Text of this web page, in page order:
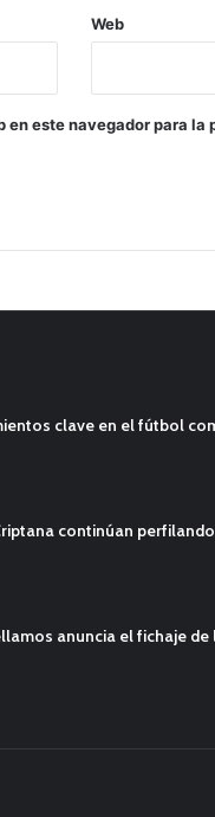
Web
este navegador para la
clave en el fútbol
continúan
anuncia el fichaje